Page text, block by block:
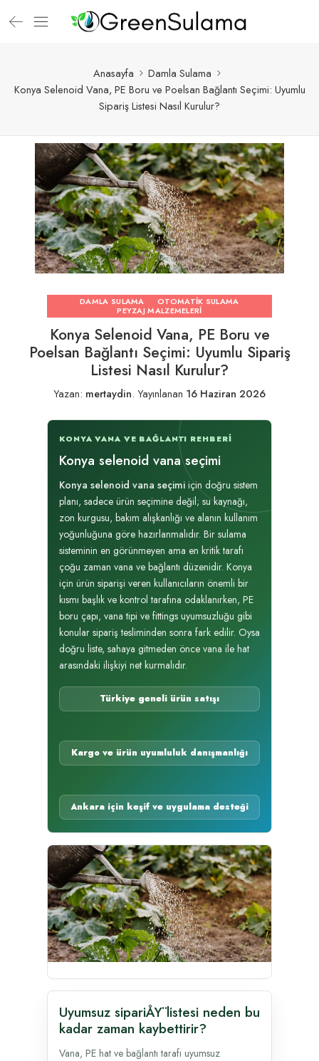
Anasayfa
Damla Sulama
Konya Selenoid Vana, PE Boru ve Poelsan Bağlantı Seçimi: Uyumlu
Sipariş Listesi Nasıl Kurulur?
DAMLA SULAMA
OTOMATIK SULAMA
PEYZAJ MALZEMELERI
Konya Selenoid Vana, PE Boru ve
Poelsan Bağlantı Seçimi: Uyumlu Sipariş
Listesi Nasıl Kurulur?
Yazan: mertaydin. Yayınlanan 16 Haziran 2026
KONYA VANA VE BAĞLANTI REHBERI
Konya selenoid vana seçimi
Konya selenoid vana seçimi için doğru sistem
planı, sadece ürün seçimine değil; su kaynağı,
zon kurgusu, bakım alışkanlığı ve alanın kullanım
yoğunluğuna göre hazırlanmalıdır. Bir sulama
sisteminin en görünmeyen ama en kritik tarafı
çoğu zaman vana ve bağlantı düzenidir. Konya
için ürün siparişi veren kullanıcıların önemli bir
kısmı başlık ve kontrol tarafına odaklanırken, PE
boru çapı, vana tipi ve fittings uyumsuzluğu gibi
konular sipariş tesliminden sonra fark edilir. Oysa
doğru liste, sahaya gitmeden önce vana ile hat
arasındaki ilişkiyi net kurmalıdır.
Türkiye geneli ürün satışı
Kargo ve ürün uyumluluk danışmanlığı
Ankara için keşif ve uygulama desteği
Uyumsuz sipariÅŸ listesi neden bu
kadar zaman kaybettirir?
Vana, PE hat ve bağlantı tarafı uyumsuz